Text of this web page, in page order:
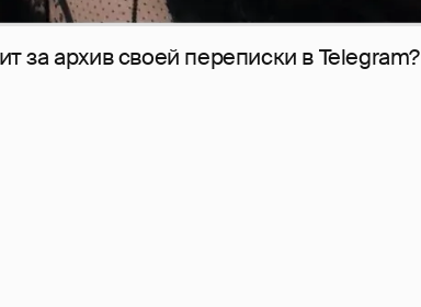
за архив своей перeписки в Telegram?